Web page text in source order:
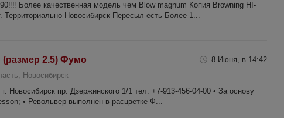
Более качественная модель чем Blow magnum Копия Browning HI-
Территориально Новосибирск Пересыл есть Более 1...
2.5) Фумо 8 Июня, в 14:42
Новосибирск
Новосибирск пр. Дзержинского 1/1 тел: +7-913-456-04-00 • За основу
• Револьвер выполнен в расцветке Ф...